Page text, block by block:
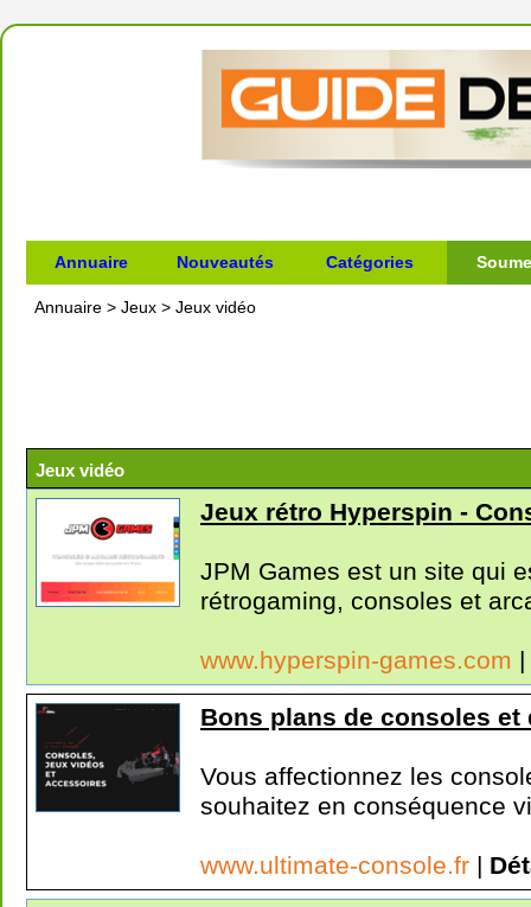
Annuaire Nouveautés Catégories
Annuaire > Jeux > Jeux vidéo
Jeux vidéo
Jeux rétro Hyperspin -
JPM Games est un site qui
rétrogaming, consoles et
www.hyperspin-games.com |
Bons plans de consoles et
Vous affectionnez les
souhaitez en conséquence
www.ultimate-console.fr |